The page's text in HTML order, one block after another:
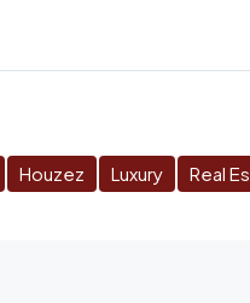
Houzez Luxury Real